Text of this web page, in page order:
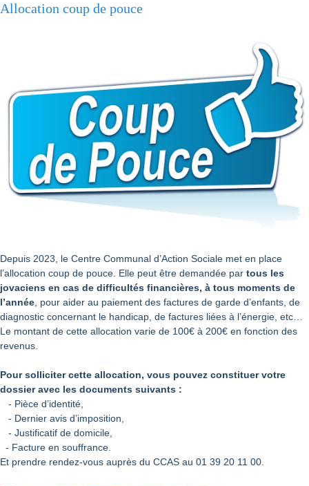
Allocation coup de pouce
Depuis 2023, le Centre Communal d’Action Sociale met en place
l’allocation coup de pouce. Elle peut être demandée par tous les
jovaciens en cas de difficultés financières, à tous moments de
l’année , pour aider au paiement des factures de garde d’enfants, de
diagnostic concernant le handicap, de factures liées à l’énergie, etc…
Le montant de cette allocation varie de 100€ à 200€ en fonction des
revenus.
Pour solliciter cette allocation, vous pouvez constituer votre
dossier avec les documents suivants :
- Pièce d’identité,
- Dernier avis d’imposition,
- Justificatif de domicile,
- Facture en souffrance.
Et prendre rendez-vous auprès du CCAS au 01 39 20 11 00.